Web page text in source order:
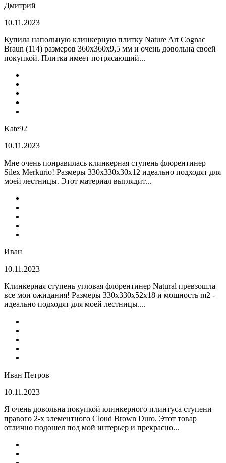
Дмитрий
10.11.2023
Купила напольную клинкерную плитку Nature Art Cognac
Braun (114) размеров 360x360x9,5 мм и очень довольна своей
покупкой. Плитка имеет потрясающий...
Kate92
10.11.2023
Мне очень понравилась клинкерная ступень флорентинер
Silex Merkurio! Размеры 330х330х30х12 идеально подходят для
моей лестницы. Этот материал выглядит...
Иван
10.11.2023
Клинкерная ступень угловая флорентинер Natural превзошла
все мои ожидания! Размеры 330х330х52х18 и мощность m2 -
идеально подходят для моей лестницы....
Иван Петров
10.11.2023
Я очень довольна покупкой клинкерного плинтуса ступени
правого 2-х элементного Cloud Brown Duro. Этот товар
отлично подошел под мой интерьер и прекрасно...